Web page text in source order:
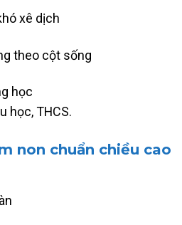
xê dịch
theo cột sống
học
học, THCS.
non chuẩn chiều cao